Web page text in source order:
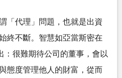
「代理」問題，也就是出資
終不斷。智慧如亞當斯密在
：很難期待公司的董事，會以
態度管理他人的財富，從而